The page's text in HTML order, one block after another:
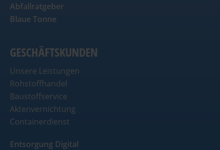
Abfallratgeber
Blaue Tonne
GESCHÄFTSKUNDEN
Unsere Leistungen
Rohstoffhandel
Baustoffservice
Aktenvernichtung
Containerdienst
Entsorgung Digital